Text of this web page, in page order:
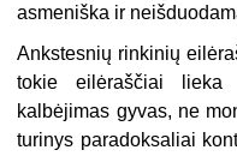
asmeniška ir
Ankstesnių rinkinių
tokie eilėraščiai
kalbėjimas gyvas, ne
turinys paradoksaliai